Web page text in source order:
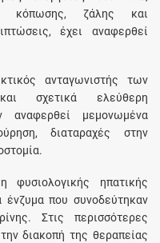
κόπωσης, ζάλης και
έχει αναφερθεί
ανταγωνιστής των
σχετικά ελεύθερη
αναφερθεί μεμονωμένα
διαταραχές στην
φυσιολογικής ηπατικής
ένζυμα που συνοδεύτηκαν
Στις περισσότερες
διακοπή της θεραπείας